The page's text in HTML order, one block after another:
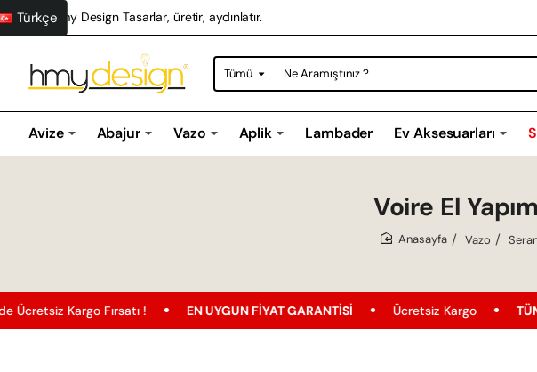
Hmy Design Tasarlar, üretir, aydınlatır.
Türkçe
Tümü
Ne
Aramıştınız
Avize Abajur Vazo Aplik Lambader Ev Aksesuarları
Voire El
Vazo
Fırsatı ! EN UYGUN FIYAT GARANTISI Ücretsiz Kargo TÜM